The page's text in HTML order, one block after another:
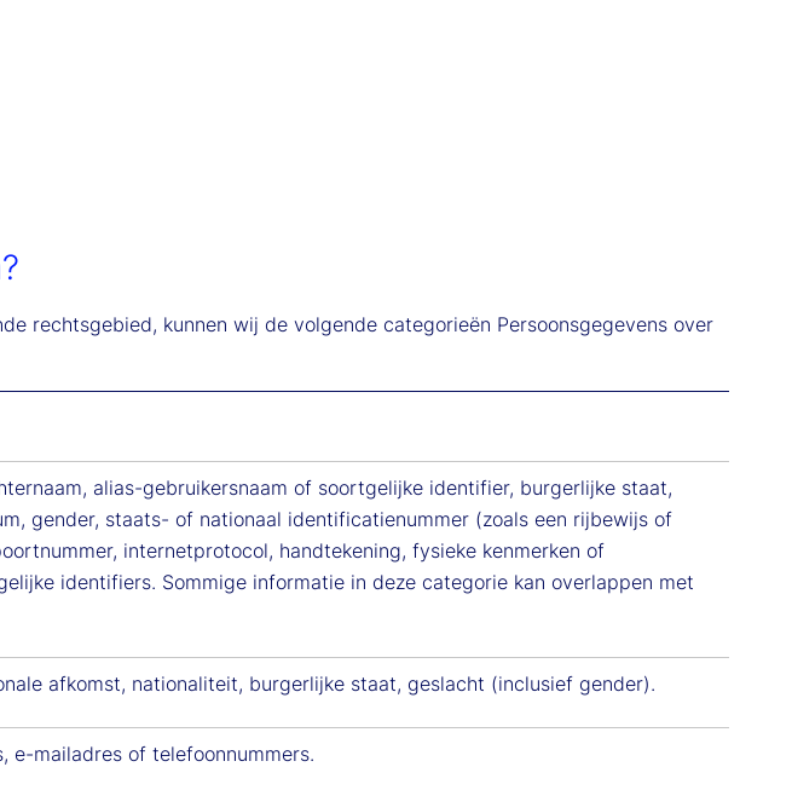
rechtsgebied, kunnen wij de volgende categorieën Persoonsgegevens over
alias-gebruikersnaam of soortgelijke identifier, burgerlijke staat,
gender, staats- of nationaal identificatienummer (zoals een rijbewijs of
internetprotocol, handtekening, fysieke kenmerken of
identifiers. Sommige informatie in deze categorie kan overlappen met
afkomst, nationaliteit, burgerlijke staat, geslacht (inclusief gender).
e-mailadres of telefoonnummers.